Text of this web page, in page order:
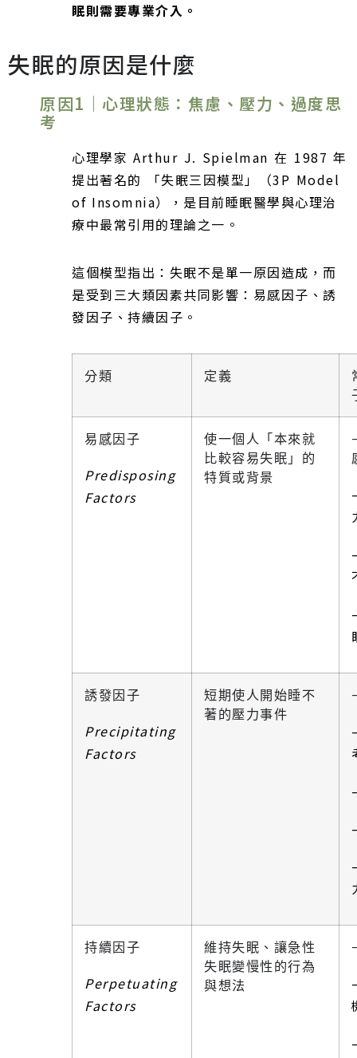
眠則需要專業介入。
失眠的原因是什麼
原因1｜心理狀態：焦慮、壓力、過度思
考
心理學家 Arthur J. Spielman 在 1987 年
提出著名的 「失眠三因模型」（3P Model
of Insomnia），是目前睡眠醫學與心理治
療中最常引用的理論之一。
這個模型指出：失眠不是單一原因造成，而
是受到三大類因素共同影響：易感因子、誘
發因子、持續因子。
分類 定義
易感因子
Predisposing
Factors
使一個人「本來就
比較容易失眠」的
特質或背景
誘發因子
Precipitating
Factors
短期使人開始睡不
著的壓力事件
持續因子
Perpetuating
Factors
維持失眠、讓急性
失眠變慢性的行為
與想法